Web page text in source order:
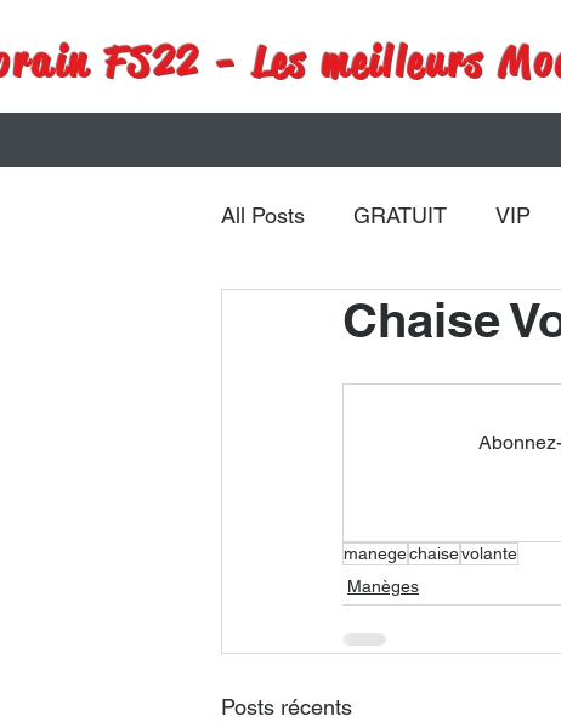
FS22 - Les meilleurs
All Posts GRATUIT VIP
Remorques Véhicules
Chaise
manegechaisevolante
Manèges
Posts récents